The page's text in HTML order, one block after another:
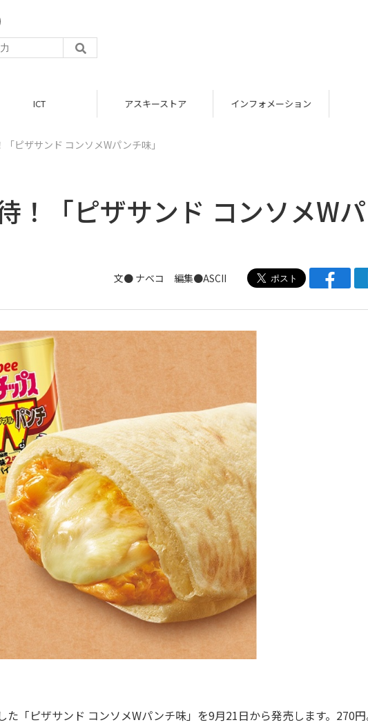
ICT アスキーストア インフォメーション
ピザサンド コンソメWパンチ味」
！「ピザサンド コンソメW
文● ナベコ 編集●ASCII
「ピザサンド コンソメWパンチ味」を9月21日から発売します。270円